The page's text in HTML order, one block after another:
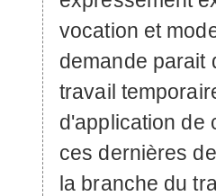
vocation et
demande parait
travail
d'application de
ces dernières
la branche du